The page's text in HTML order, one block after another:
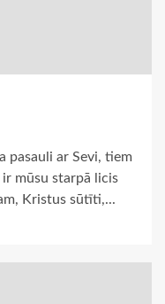
pasauli ar Sevi, tiem
mūsu starpā licis
Kristus sūtīti,...